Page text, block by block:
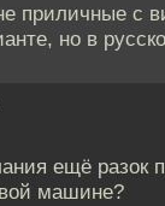
приличные с
но в
ещё разок
машине?